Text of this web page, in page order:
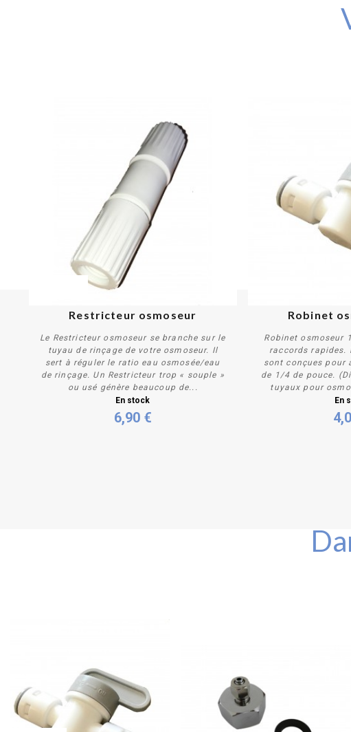
Personnaliser
Restricteur osmoseur
Le Restricteur osmoseur se branche sur le
tuyau de rinçage de votre osmoseur. Il
sert à réguler le ratio eau osmosée/eau
de rinçage. Un Restricteur trop « souple »
ou usé génère beaucoup de...
En stock
6,90 €
Robinet
Robinet osmoseur
raccords rapides.
sont conçues pour
de 1/4 de pouce.
tuyaux pour
En